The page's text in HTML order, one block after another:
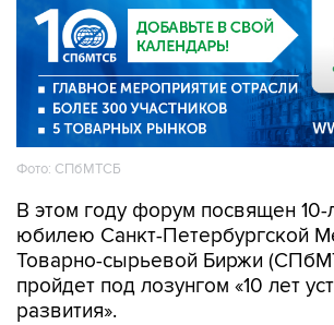
Фото: СПбМТСБ
В этом году форум посвящен 10-
юбилею Санкт-Петербургской
Товарно-сырьевой Биржи
пройдет под лозунгом «10 лет
развития».